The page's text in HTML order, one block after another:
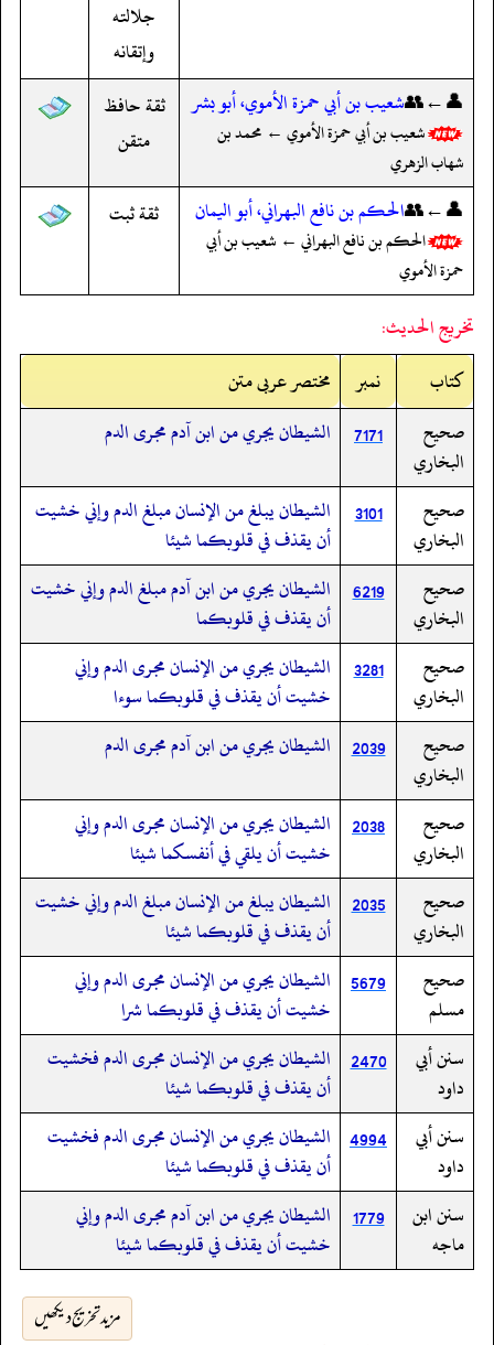
جلالته
وإتقانه
👤←👥شعيب بن أبي حمزة الأموي، أبو بشر
شعيب بن أبي حمزة الأموي ← محمد بن
شهاب الزهري
ثقة حافظ
متقن
👤←👥الحكم بن نافع البهراني، أبو اليمان
الحكم بن نافع البهراني ← شعيب بن أبي
حمزة الأموي
ثقة ثبت
تخريج الحديث:
کتاب
نمبر
مختصر عربی متن
صحيح
البخاري
7171 الشيطان يجري من ابن آدم مجرى الدم
صحيح
البخاري
3101
الشيطان يبلغ من الإنسان مبلغ الدم وإني خشيت
أن يقذف في قلوبكما شيئا
صحيح
البخاري
6219
الشيطان يجري من ابن آدم مبلغ الدم وإني خشيت
أن يقذف في قلوبكما
صحيح
البخاري
3281
الشيطان يجري من الإنسان مجرى الدم وإني
خشيت أن يقذف في قلوبكما سوءا
صحيح
البخاري
2039 الشيطان يجري من ابن آدم مجرى الدم
صحيح
البخاري
2038
الشيطان يجري من الإنسان مجرى الدم وإني
خشيت أن يلقي في أنفسكما شيئا
صحيح
البخاري
2035
الشيطان يبلغ من الإنسان مبلغ الدم وإني خشيت
أن يقذف في قلوبكما شيئا
صحيح
مسلم
5679 الشيطان يجري من الإنسان مجرى الدم وإني
خشيت أن يقذف في قلوبكما شرا
سنن أبي
داود
2470 الشيطان يجري من الإنسان مجرى الدم فخشيت
أن يقذف في قلوبكما شيئا
سنن أبي
داود
4994 الشيطان يجري من الإنسان مجرى الدم فخشيت
أن يقذف في قلوبكما شيئا
سنن ابن
ماجه
1779
الشيطان يجري من ابن آدم مجرى الدم وإني
خشيت أن يقذف في قلوبكما شيئا
مزید تخریج دیکھیں